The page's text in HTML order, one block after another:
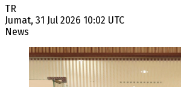
TR
Jumat, 31 Jul 2026 10:02 UTC
News